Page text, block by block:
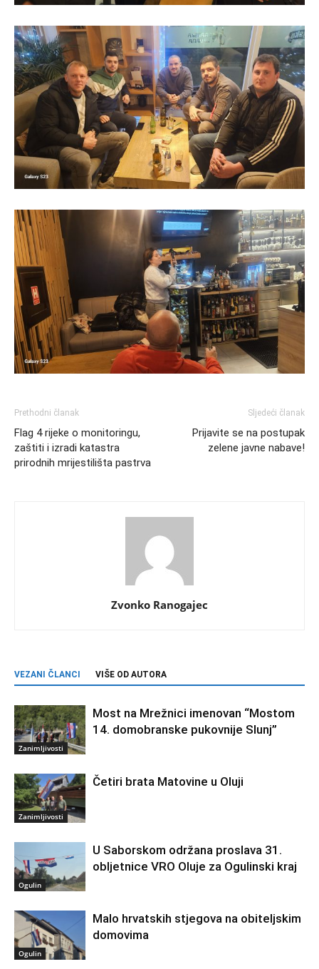
Prethodni članak
Flag 4 rijeke o monitoringu,
zaštiti i izradi katastra
prirodnih mrijestilišta pastrva
Sljedeći članak
Prijavite se na postupak
zelene javne nabave!
Zvonko Ranogajec
VEZANI ČLANCI VIŠE OD AUTORA
Zanimljivosti
Most na Mrežnici imenovan “Mostom
14. domobranske pukovnije Slunj”
Zanimljivosti
Četiri brata Matovine u Oluji
Ogulin
U Saborskom održana proslava 31.
obljetnice VRO Oluje za Ogulinski kraj
Ogulin
Malo hrvatskih stjegova na obiteljskim
domovima